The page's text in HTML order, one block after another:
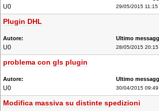
U0 29/05/2015 11:15
Plugin DHL
U0 28/05/2015 20:15
problema con gls plugin
U0 30/04/2015 09:49
Modifica massiva su distinte spedizioni